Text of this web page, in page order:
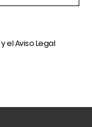
y elAviso Legal